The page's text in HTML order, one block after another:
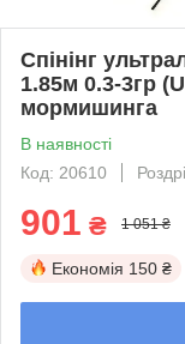
Спінінг
1.85м 0.3-3гр
мормишинга
В наявності
Код: 20610
901 ₴ 1 051 ₴
Економія 150 ₴